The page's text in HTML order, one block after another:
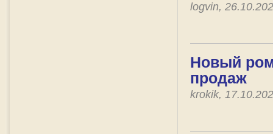
logvin,
Новый
продаж
krokik,